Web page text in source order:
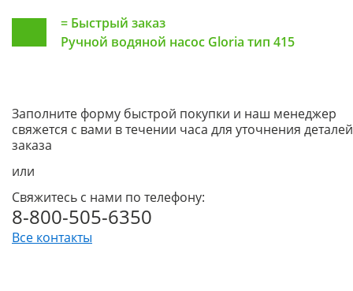
= Быстрый заказ
Ручной водяной насос Gloria тип 415
Заполните форму быстрой покупки и наш менеджер
свяжется с вами в течении часа для уточнения деталей
заказа
или
Свяжитесь с нами по телефону:
8-800-505-6350
Все контакты